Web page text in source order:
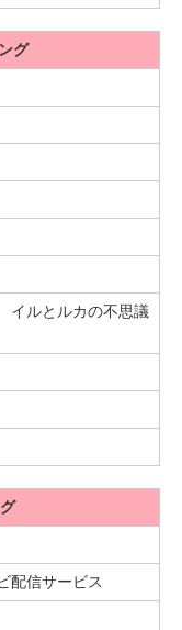
グ
イルとルカの不思議
配信サービス